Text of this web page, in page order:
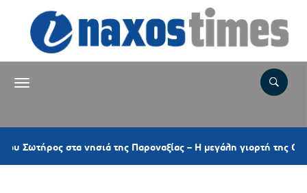
στα νησιά της Παροναξίας – Η μεγάλη γιορτή της Ορθοδοξίας